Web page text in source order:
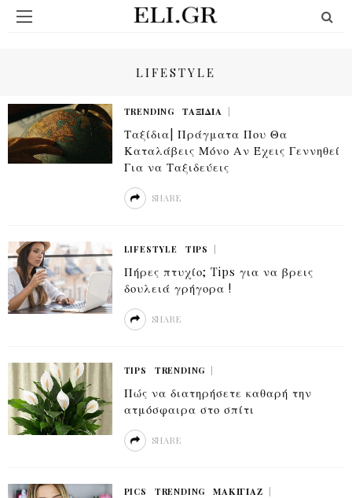
LIFESTYLE
TRENDING ΤΑΞΊΔΙΑ
Ταξίδια| Πράγματα Που Θα
Καταλάβεις Μόνο Αν Έχεις Γεννηθεί
Για να Ταξιδεύεις
SHARE
LIFESTYLE TIPS
Πήρες πτυχίο; Tips για να βρεις
δουλειά γρήγορα !
SHARE
TIPS TRENDING
Πώς να διατηρήσετε καθαρή την
ατμόσφαιρα στο σπίτι
SHARE
PICS TRENDING ΜΑΚΙΓΙΆΖ